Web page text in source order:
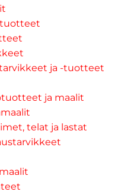
ja -tuotteet
ja maalit
telat ja lastat